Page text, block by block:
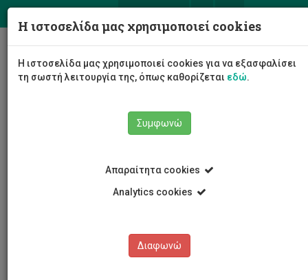
Η ιστοσελίδα μας χρησιμοποιεί cookies
Η ιστοσελίδα μας χρησιμοποιεί cookies για να εξασφαλίσει
τη σωστή λειτουργία της, όπως καθορίζεται εδώ.
Συμφωνώ
Απαραίτητα cookies
Analytics cookies
Διαφωνώ